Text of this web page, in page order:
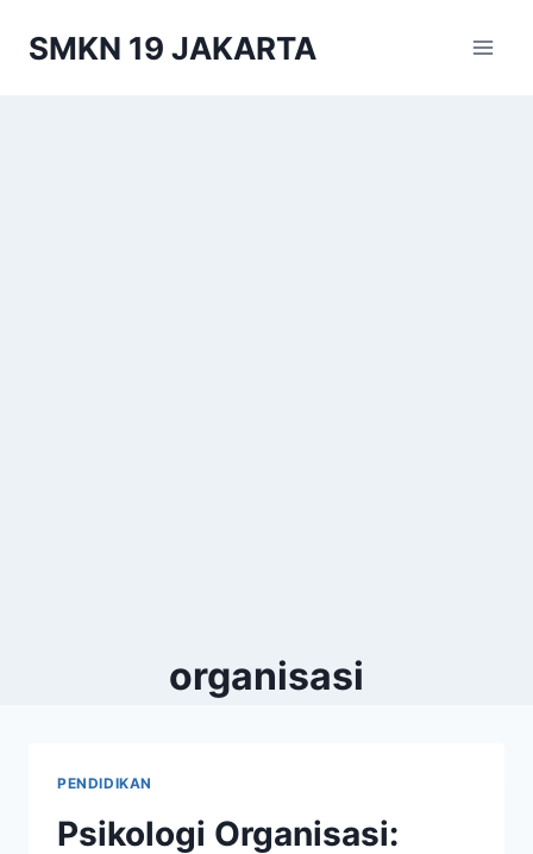
SMKN 19 JAKARTA
organisasi
PENDIDIKAN
Psikologi Organisasi: